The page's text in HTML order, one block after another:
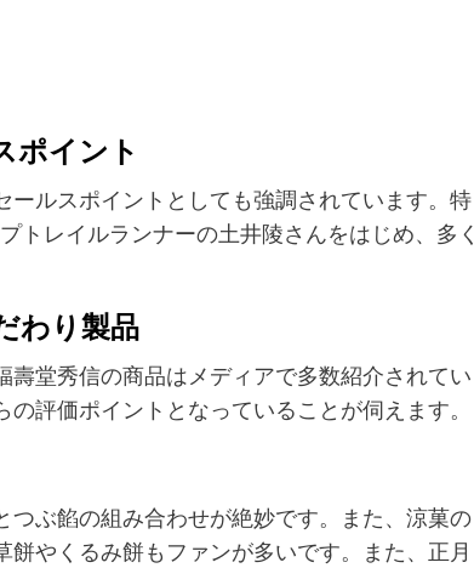
ポイント
ルスポイントとしても強調されています。特
トレイルランナーの土井陵さんをはじめ、多く
わり製品
堂秀信の商品はメディアで多数紹介されてい
評価ポイントとなっていることが伺えます。
ぶ餡の組み合わせが絶妙です。また、涼菓の
やくるみ餅もファンが多いです。また、正月